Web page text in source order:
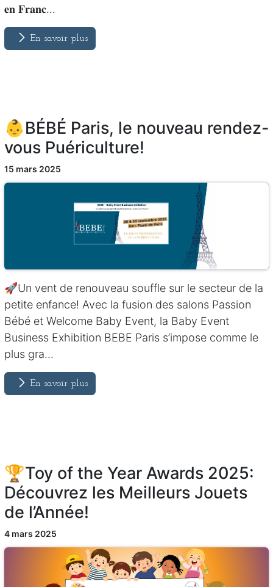
𝐞𝐧 𝐅𝐫𝐚𝐧𝐜...
En savoir plus
👶BÉBÉ Paris, le nouveau rendez-
vous Puériculture!
15 mars 2025
🚀Un vent de renouveau souffle sur le secteur de la
petite enfance! Avec la fusion des salons Passion
Bébé et Welcome Baby Event, la Baby Event
Business Exhibition BEBE Paris s’impose comme le
plus gra...
En savoir plus
🏆Toy of the Year Awards 2025:
Découvrez les Meilleurs Jouets
de l’Année!
4 mars 2025